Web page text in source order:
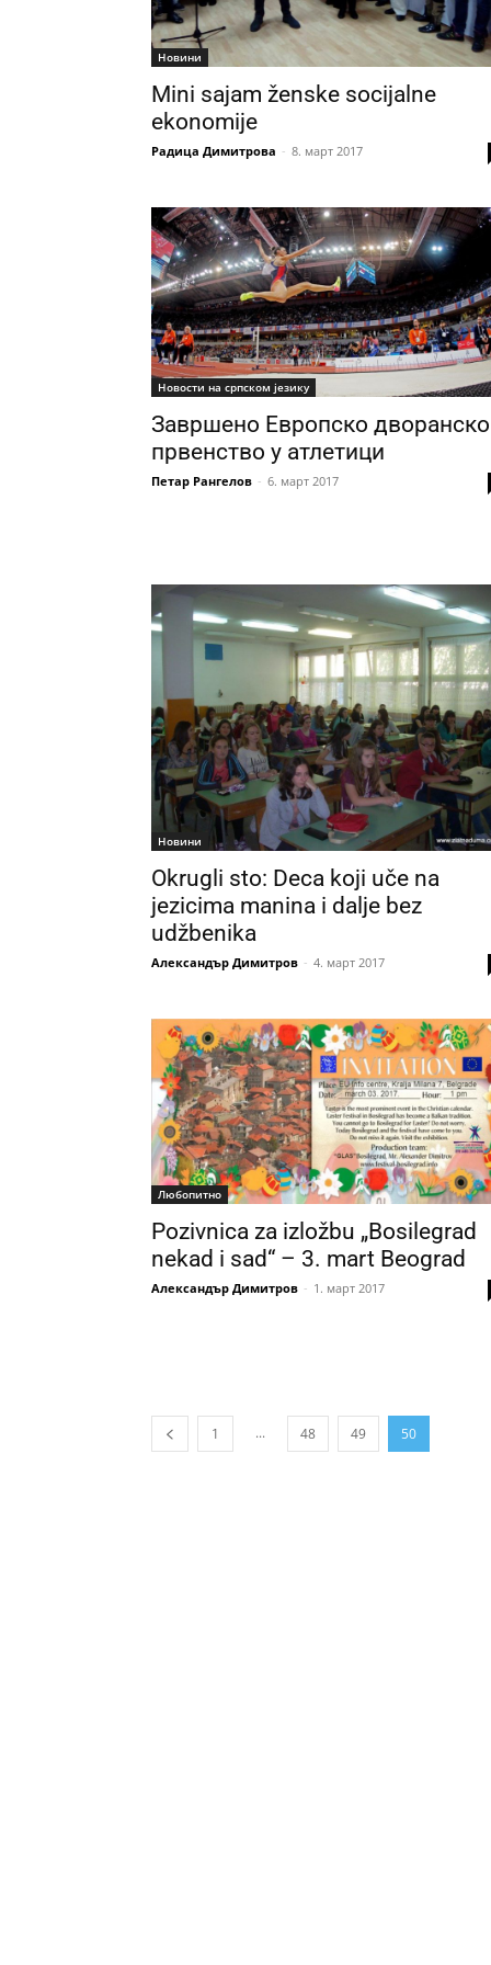
Новини
Mini sajam ženske socijalne
ekonomije
Радица Димитрова - 8. март 2017
Новости на српском језику
Завршено Европско дворанско
првенство у атлетици
Петар Рангелов - 6. март 2017
Новини
Okrugli sto: Deca koji uče na
jezicima manina i dalje bez
udžbenika
Александър Димитров - 4. март 2017
Любопитно
Pozivnica za izložbu „Bosilegrad
nekad i sad“ – 3. mart Beograd
Александър Димитров - 1. март 2017
1 ... 48 49 50